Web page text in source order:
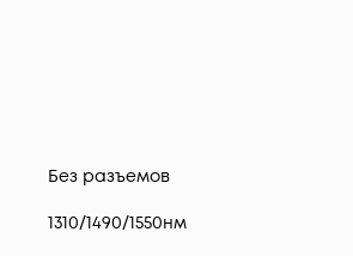
Без разъемов
1310/1490/1550нм